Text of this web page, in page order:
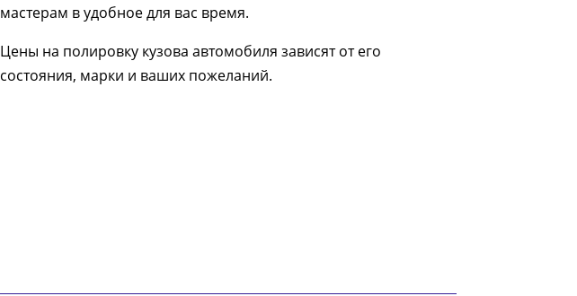
мастерам в удобное для вас время.
Цены на полировку кузова автомобиля зависят от его
состояния, марки и ваших пожеланий.